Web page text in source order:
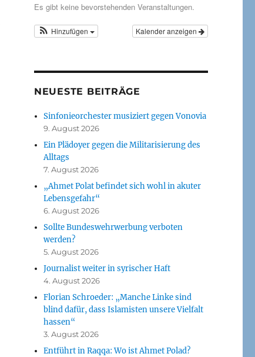
Es gibt keine bevorstehenden Veranstaltungen.
Kalender anzeigen
Hinzufügen
NEUESTE BEITRÄGE
Sinfonieorchester musiziert gegen Vonovia
9. August 2026
Ein Plädoyer gegen die Militarisierung des
Alltags
7. August 2026
„Ahmet Polat befindet sich wohl in akuter
Lebensgefahr“
6. August 2026
Sollte Bundeswehrwerbung verboten
werden?
5. August 2026
Journalist weiter in syrischer Haft
4. August 2026
Florian Schroeder: „Manche Linke sind
blind dafür, dass Islamisten unsere Vielfalt
hassen“
3. August 2026
Entführt in Raqqa: Wo ist Ahmet Polad?